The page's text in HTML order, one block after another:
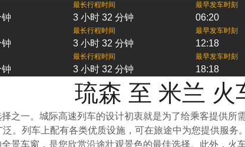
最长行程时间
3 小时 32 分钟
最早发车时刻
06:20
最长行程时间
3 小时 32 分钟
最早发车时刻
12:18
最长行程时间
3 小时 32 分钟
最早发车时刻
18:18
琉森 至 米兰 火
之一。城际高速列车的设计初衷就是为了给乘客提供
。列车上配有各类优质设施，可在旅途中为您提供服
景车窗，是您欣赏沿途壮观景色的最佳选择。此外，